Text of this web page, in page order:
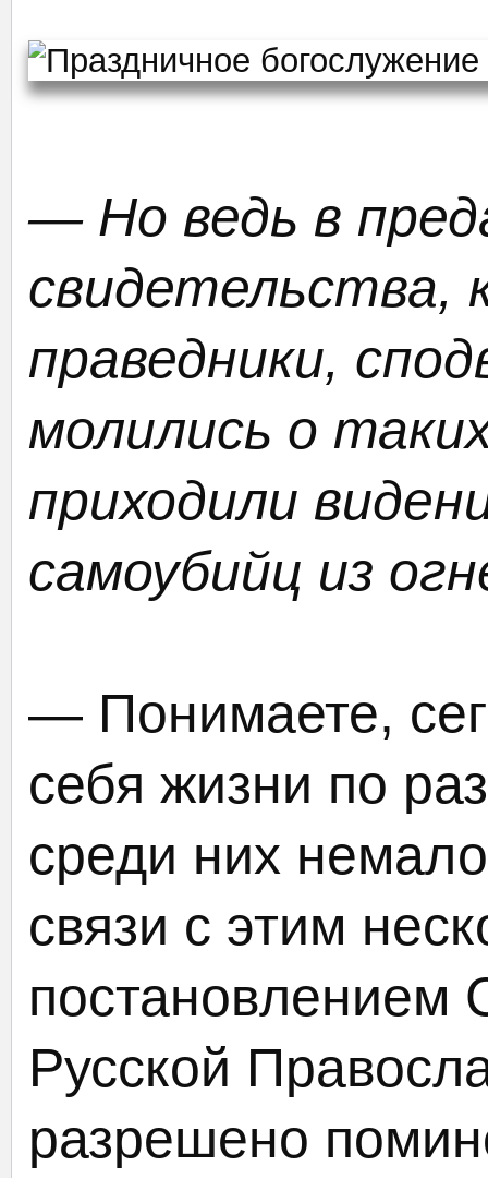
— Но ведь в
свидетельства,
праведники,
молились о
приходили
самоубийц из
— Понимаете,
себя жизни по
среди них
связи с этим
постановлением
Русской
разрешено